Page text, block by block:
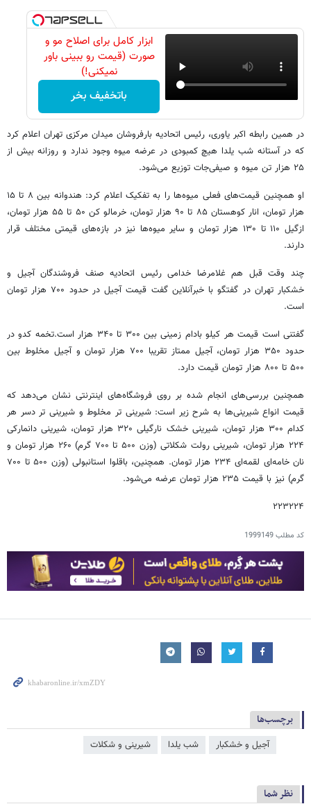
ابزار کامل برای اصلاح مو و
صورت (قیمت رو ببینی باور
نمیکنی!)
باتخفیف بخر
در همین رابطه اکبر یاوری، رئیس اتحادیه بارفروشان میدان مرکزی تهران اعلام کرد
که در آستانه شب یلدا هیچ کمبودی در عرضه میوه وجود ندارد و روزانه بیش از
۲۵ هزار تن میوه و صیفی‌جات توزیع می‌شود.
او همچنین قیمت‌های فعلی میوه‌ها را به تفکیک اعلام کرد: هندوانه بین ۸ تا ۱۵
هزار تومان، انار کوهستان ۸۵ تا ۹۰ هزار تومان، خرمالو کن ۵۰ تا ۵۵ هزار تومان،
ازگیل ۱۱۰ تا ۱۳۰ هزار تومان و سایر میوه‌ها نیز در بازه‌های قیمتی مختلف قرار
دارند.
چند وقت قبل هم غلامرضا خدامی رئیس اتحادیه صنف فروشندگان آجیل و
خشکبار تهران در گفتگو با خبرآنلاین گفت قیمت آجیل در حدود ۷۰۰ هزار تومان
است.
گفتنی است قیمت هر کیلو بادام زمینی بین ۳۰۰ تا ۳۴۰ هزار است.تخمه کدو در
حدود ۳۵۰ هزار تومان، آجیل ممتاز تقریبا ۷۰۰ هزار تومان و آجیل مخلوط بین
۵۰۰ تا ۸۰۰ هزار تومان قیمت دارد.
همچنین بررسی‌های انجام شده بر روی فروشگاه‌های اینترنتی نشان می‌دهد که
قیمت انواع شیرینی‌ها به شرح زیر است: شیرینی تر مخلوط و شیرینی تر دسر هر
کدام ۳۰۰ هزار تومان، شیرینی خشک نارگیلی ۳۲۰ هزار تومان، شیرینی دانمارکی
۲۲۴ هزار تومان، شیرینی رولت شکلاتی (وزن ۵۰۰ تا ۷۰۰ گرم) ۲۶۰ هزار تومان و
نان خامه‌ای لقمه‌ای ۲۳۴ هزار تومان. همچنین، باقلوا استانبولی (وزن ۵۰۰ تا ۷۰۰
گرم) نیز با قیمت ۲۳۵ هزار تومان عرضه می‌شود.
۲۲۳۲۲۴
کد مطلب1999149
برچسب‌ها
آجیل و خشکبار شب یلدا شیرینی و شکلات
نظر شما